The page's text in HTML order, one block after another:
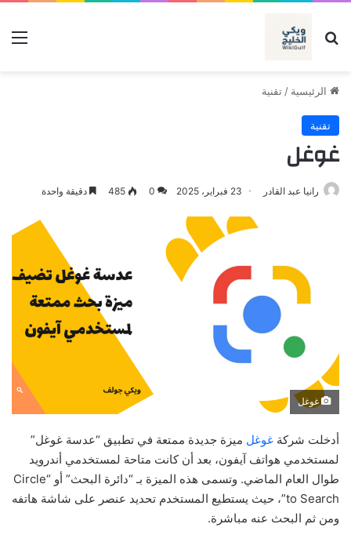
بحث عن
الرئيسية / تقنية
تقنية
غوغل
رانيا عبد القادر 23 فبراير، 2025 0
485 دقيقة واحدة
غوغل
أدخلت شركة غوغل ميزة جديدة ممتعة في تطبيق “عدسة غوغل”
لمستخدمي هواتف آيفون، بعد أن كانت متاحة لمستخدمي أندرويد
طوال العام الماضي. وتسمى هذه الميزة بـ “دائرة البحث” أو “Circle
to Search”، حيث يستطيع المستخدم تحديد عنصر على شاشة هاتفه
ومن ثم البحث عنه مباشرة.